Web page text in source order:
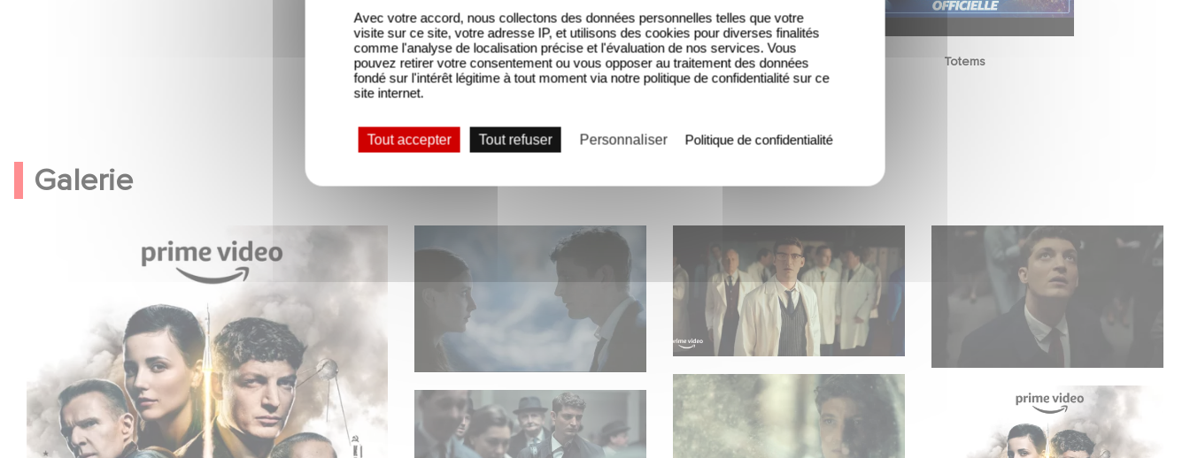
TOTEMS - Trailer Totems
Galerie
Avec votre accord, nous collectons des données personnelles telles que votre
visite sur ce site, votre adresse IP, et utilisons des cookies pour diverses finalités
comme l'analyse de localisation précise et l'évaluation de nos services. Vous
pouvez retirer votre consentement ou vous opposer au traitement des données
fondé sur l'intérêt légitime à tout moment via notre politique de confidentialité sur ce
site internet.
Tout accepter Tout refuser Personnaliser Politique de confidentialité